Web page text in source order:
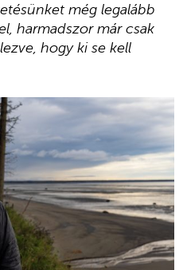
még legalább
harmadszor már csak
hogy ki se kell